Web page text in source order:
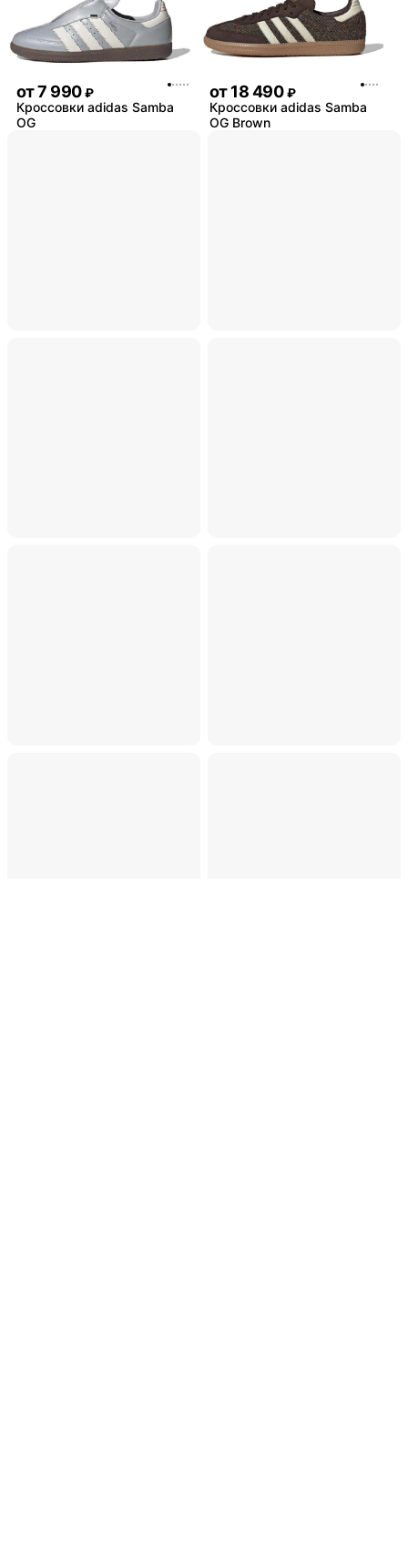
от7 990 ₽
Кроссовки adidas Samba
OG
от18 490 ₽
Кроссовки adidas Samba
OG Brown